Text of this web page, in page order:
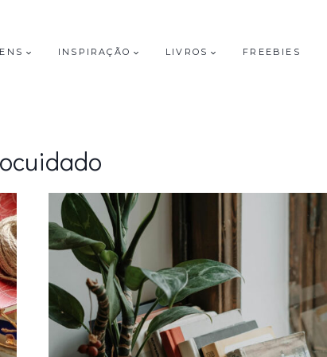
INSPIRAÇÃO LIVROS FREEBIES